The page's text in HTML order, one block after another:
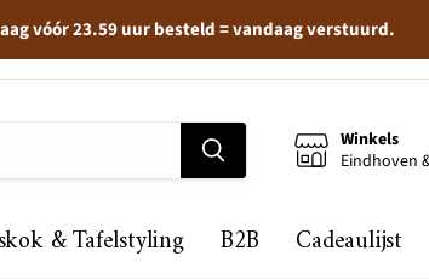
vóór 23.59 uur besteld = vandaag verstuurd.
Winkels
Eindhoven
& Tafelstyling B2B Cadeaulijst